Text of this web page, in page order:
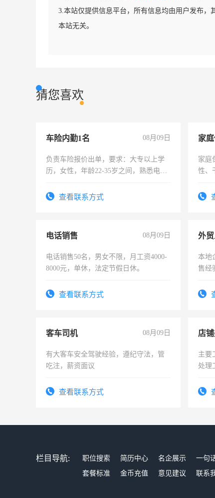
3.本站仅提供信息平台，所有信息均由用户发布
本站无关。
猜您喜欢
车险内勤1名 08月09日
负责车险报价出单，要求：大专以上学
历，女性，年龄22-35岁之间，熟悉电脑
试用期1-3个月，转正后交纳五险，
查看联系方式
家
家庭
性、
太太
电话销售 08月09日
电话销售50名，男女不限，月工资4000-
8000元，单休，法定节假日休。
查看联系方式
外
本地
售经
客车司机 08月09日
有大客车安全驾驶经验，遵纪守法，管
吃注，薪资面议
查看联系方式
店
主要
处理
栏目导航: 职位搜索 简历中心 名企展示 一句
套餐标准
金币充值 意见建议 联系